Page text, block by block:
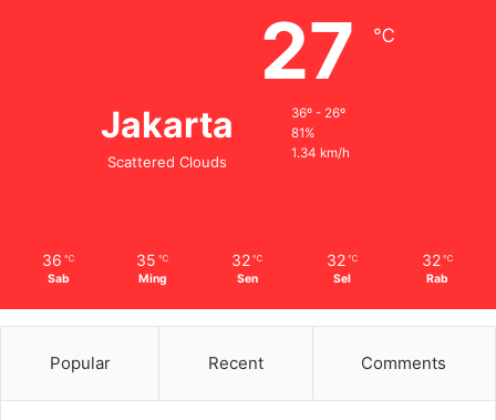
Jakarta
Scattered Clouds
27 ℃
36º - 26º
81%
1.34 km/h
36 ℃
Sab
35 ℃
Ming
32 ℃
Sen
32 ℃
Sel
32 ℃
Rab
Popular Recent Comments